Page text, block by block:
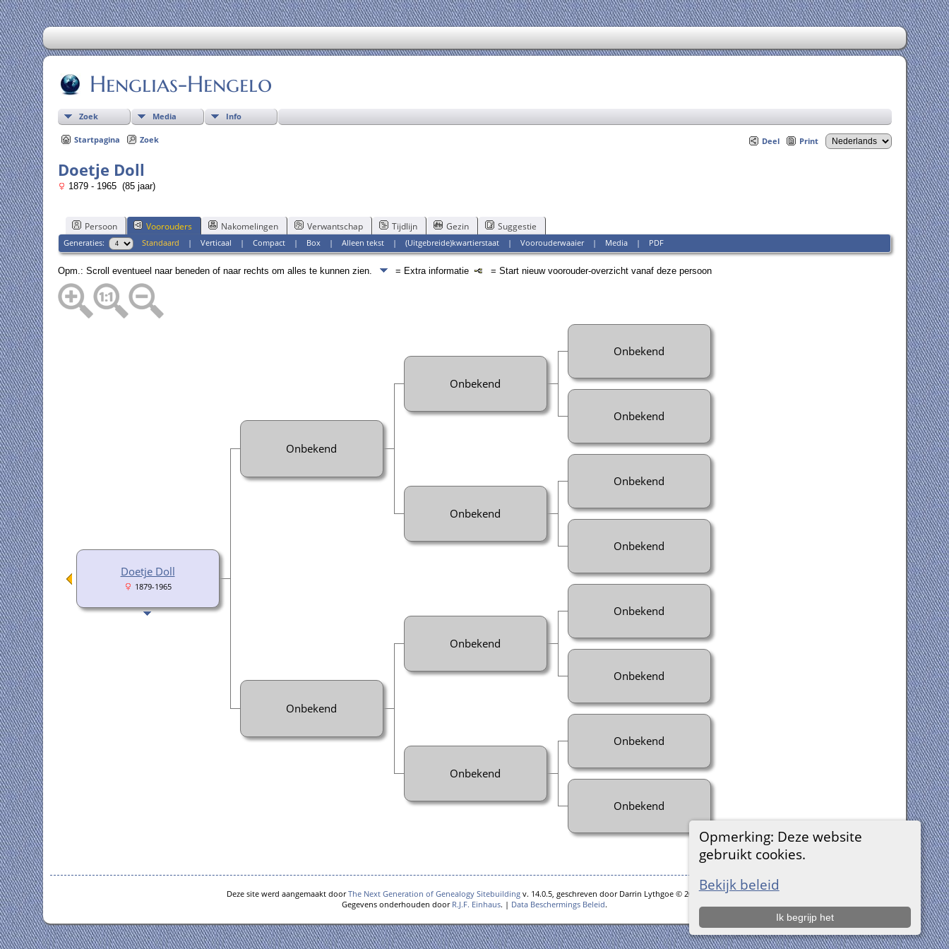
Henglias-Hengelo
Zoek Media Info
Startpagina Zoek Deel Print
Opmerking: Deze website
gebruikt cookies.
Bekijk beleid
Ik begrijp het
Doetje Doll
1879 - 1965 (85 jaar)
Persoon Voorouders Nakomelingen Verwantschap Tijdlijn Gezin Suggestie
Generaties: Standaard |Verticaal |Compact | Box |Alleen tekst |(Uitgebreide)kwartierstaat |Voorouderwaaier| Media | PDF
Opm.: Scroll eventueel naar beneden of naar rechts om alles te kunnen zien. = Extra informatie = Start nieuw voorouder-overzicht vanaf deze persoon
Doetje Doll
1879-1965
Onbekend
Onbekend
Onbekend
Onbekend
Onbekend
Onbekend
Onbekend
Onbekend
Onbekend
Onbekend
Onbekend
Onbekend
Onbekend
Onbekend
Deze site werd aangemaakt doorThe Next Generation of Genealogy Sitebuildingv. 14.0.5, geschreven door Darrin Lythgoe © 2001-2026.
Gegevens onderhouden door R.J.F. Einhaus. | Data Beschermings Beleid.